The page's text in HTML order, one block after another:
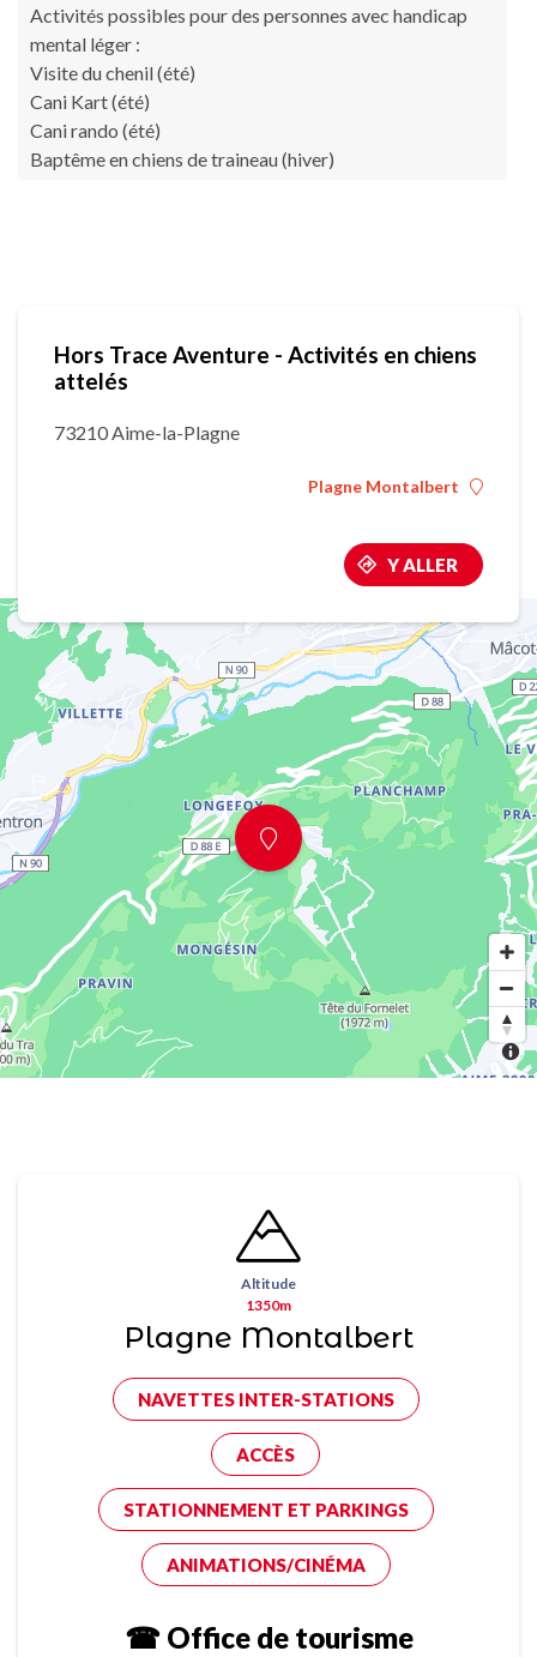
Activités possibles pour des personnes avec handicap
mental léger :
Visite du chenil (été)
Cani Kart (été)
Cani rando (été)
Baptême en chiens de traineau (hiver)
Hors Trace Aventure - Activités en chiens
attelés
73210 Aime-la-Plagne
Plagne Montalbert
Y ALLER
Altitude
1350m
Plagne Montalbert
NAVETTES INTER-STATIONS
ACCÈS
STATIONNEMENT ET PARKINGS
ANIMATIONS/CINÉMA
☎ Office de tourisme